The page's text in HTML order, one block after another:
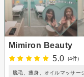
Mimiron Beauty
5.0
(4件)
脱毛、痩身、オイルマッサー